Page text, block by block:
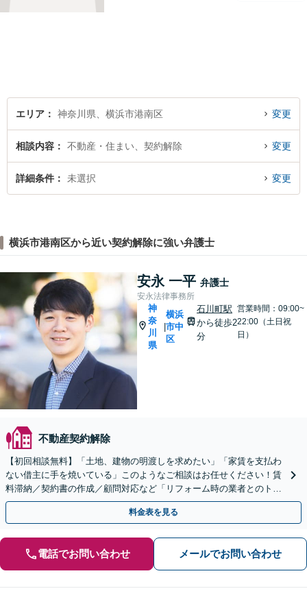
エリア 神奈川県、横浜市港南区 変更
相談内容 不動産・住まい、契約解除 変更
詳細条件 未選択 変更
横浜市港南区から近い契約解除に強い弁護士
安永 一平 弁護士
安永法律事務所
神
奈
川
県
|
横浜
市中
区
石川町駅
から徒歩2
分
営業時間：09:00~
22:00（土日祝
日）
不動産契約解除
【初回相談無料】「土地、建物の明渡しを求めたい」「家賃を支払わ
ない借主に手を焼いている」このようなご相談はお任せください！賃
料滞納／契約書の作成／顧問対応など「リフォーム時の業者とのトラ
ブル対応も」【夜間・休日面談可】【電話相談対応】
料金表を見る
電話でお問い合わせ メールでお問い合わせ